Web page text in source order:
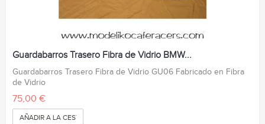
Guardabarros Trasero Fibra de Vidrio BMW...
Guardabarros Trasero Fibra de Vidrio GU06 Fabricado en Fibra
de Vidrio
75,00 €
AÑADIR A LA CESTA